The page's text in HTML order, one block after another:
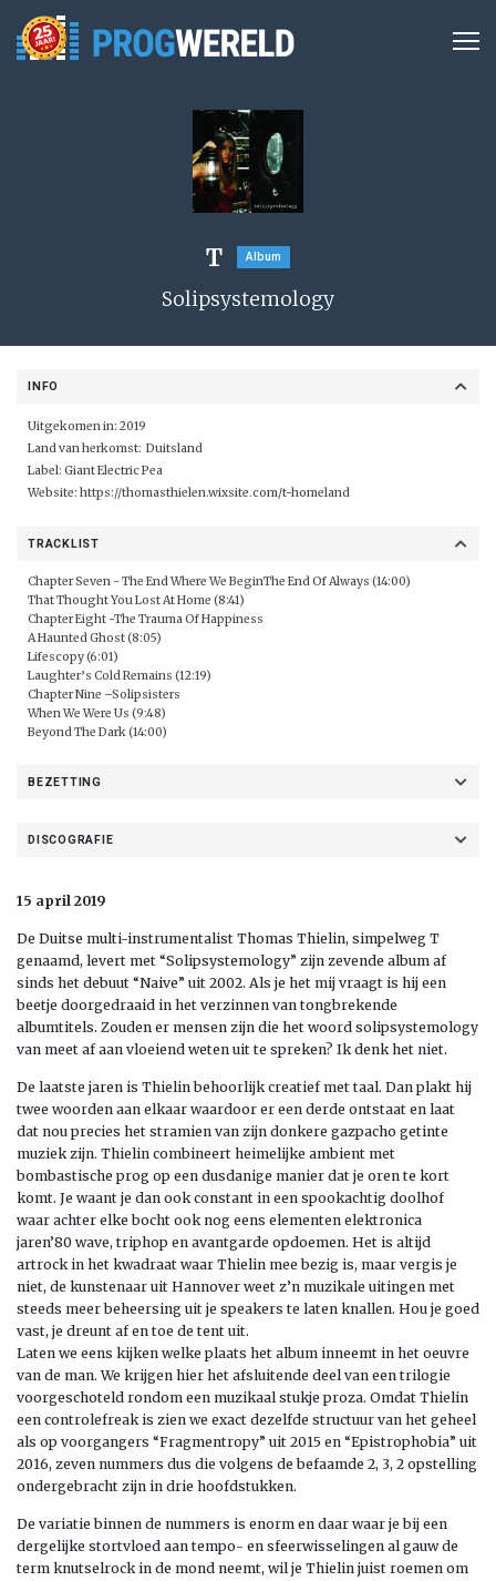
T Album
Solipsystemology
INFO
Uitgekomen in: 2019
Land van herkomst: Duitsland
Label: Giant Electric Pea
Website: https://thomasthielen.wixsite.com/t-homeland
TRACKLIST
Chapter Seven - The End Where We BeginThe End Of Always (14:00)
That Thought You Lost At Home (8:41)
Chapter Eight -The Trauma Of Happiness
A Haunted Ghost (8:05)
Lifescopy (6:01)
Laughter’s Cold Remains (12:19)
Chapter Nine –Solipsisters
When We Were Us (9:48)
Beyond The Dark (14:00)
BEZETTING
DISCOGRAFIE
15 april 2019
De Duitse multi-instrumentalist Thomas Thielin, simpelweg T
genaamd, levert met “Solipsystemology” zijn zevende album af
sinds het debuut “Naive” uit 2002. Als je het mij vraagt is hij een
beetje doorgedraaid in het verzinnen van tongbrekende
albumtitels. Zouden er mensen zijn die het woord solipsystemology
van meet af aan vloeiend weten uit te spreken? Ik denk het niet.
De laatste jaren is Thielin behoorlijk creatief met taal. Dan plakt hij
twee woorden aan elkaar waardoor er een derde ontstaat en laat
dat nou precies het stramien van zijn donkere gazpacho getinte
muziek zijn. Thielin combineert heimelijke ambient met
bombastische prog op een dusdanige manier dat je oren te kort
komt. Je waant je dan ook constant in een spookachtig doolhof
waar achter elke bocht ook nog eens elementen elektronica
jaren’80 wave, triphop en avantgarde opdoemen. Het is altijd
artrock in het kwadraat waar Thielin mee bezig is, maar vergis je
niet, de kunstenaar uit Hannover weet z’n muzikale uitingen met
steeds meer beheersing uit je speakers te laten knallen. Hou je goed
vast, je dreunt af en toe de tent uit.
Laten we eens kijken welke plaats het album inneemt in het oeuvre
van de man. We krijgen hier het afsluitende deel van een trilogie
voorgeschoteld rondom een muzikaal stukje proza. Omdat Thielin
een controlefreak is zien we exact dezelfde structuur van het geheel
als op voorgangers “Fragmentropy” uit 2015 en “Epistrophobia” uit
2016, zeven nummers dus die volgens de befaamde 2, 3, 2 opstelling
ondergebracht zijn in drie hoofdstukken.
De variatie binnen de nummers is enorm en daar waar je bij een
dergelijke stortvloed aan tempo- en sfeerwisselingen al gauw de
term knutselrock in de mond neemt, wil je Thielin juist roemen om